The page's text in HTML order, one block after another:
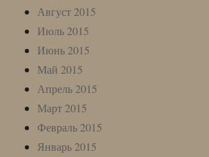
Август 2015
Июль 2015
Июнь 2015
Май 2015
Апрель 2015
Март 2015
Февраль 2015
Январь 2015